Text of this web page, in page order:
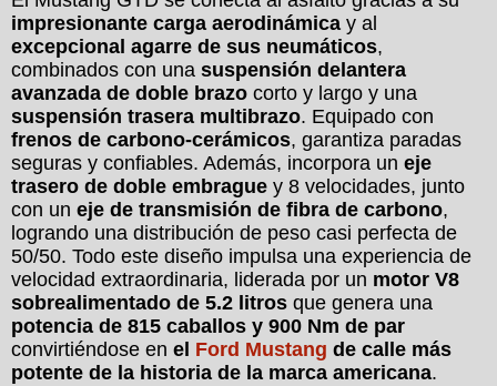
impresionante carga aerodinámica y al
excepcional agarre de sus neumáticos,
combinados con una suspensión delantera
avanzada de doble brazo corto y largo y una
suspensión trasera multibrazo. Equipado con
frenos de carbono-cerámicos, garantiza paradas
seguras y confiables. Además, incorpora un eje
trasero de doble embrague y 8 velocidades, junto
con un eje de transmisión de fibra de carbono,
logrando una distribución de peso casi perfecta de
50/50. Todo este diseño impulsa una experiencia de
velocidad extraordinaria, liderada por un motor V8
sobrealimentado de 5.2 litros que genera una
potencia de 815 caballos y 900 Nm de par
convirtiéndose en el Ford Mustang de calle más
potente de la historia de la marca americana.